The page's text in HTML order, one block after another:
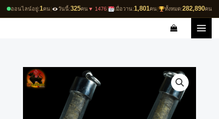
ออนไลน์อยู่:1คน| วันนี้:325คน▼ 1476| เมื่อวาน:1,801คน| ทั้งหมด:282,890คน
Skip
to